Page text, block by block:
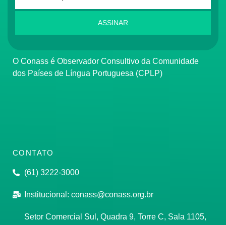
ASSINAR
O Conass é Observador Consultivo da Comunidade
dos Países de Língua Portuguesa (CPLP)
CONTATO
(61) 3222-3000
Institucional: conass@conass.org.br
Setor Comercial Sul, Quadra 9, Torre C, Sala 1105,